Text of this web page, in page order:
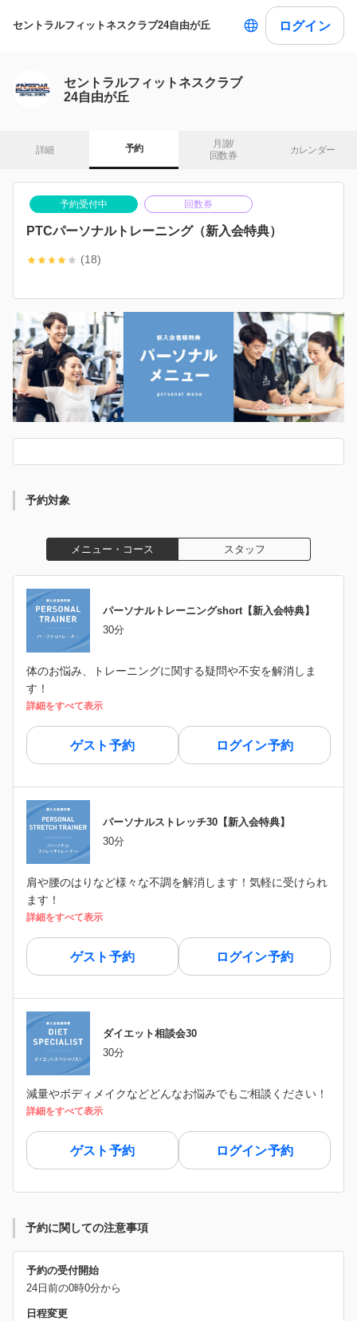
セントラルフィットネスクラブ24自由が丘 ログイン
セントラルフィットネスクラブ
24自由が丘
詳細 予約
月謝/
回数券
カレンダー
予約受付中 回数券
PTCパーソナルトレーニング（新入会特典）
(18)
予約対象
メニュー・コース スタッフ
パーソナルトレーニングshort【新入会特典】
30分
体のお悩み、トレーニングに関する疑問や不安を解消しま
す！
詳細をすべて表示
ゲスト予約 ログイン予約
パーソナルストレッチ30【新入会特典】
30分
肩や腰のはりなど様々な不調を解消します！気軽に受けられ
ます！
詳細をすべて表示
ゲスト予約 ログイン予約
ダイエット相談会30
30分
減量やボディメイクなどどんなお悩みでもご相談ください！
詳細をすべて表示
ゲスト予約 ログイン予約
予約に関しての注意事項
予約の受付開始
24日前の0時0分から
日程変更